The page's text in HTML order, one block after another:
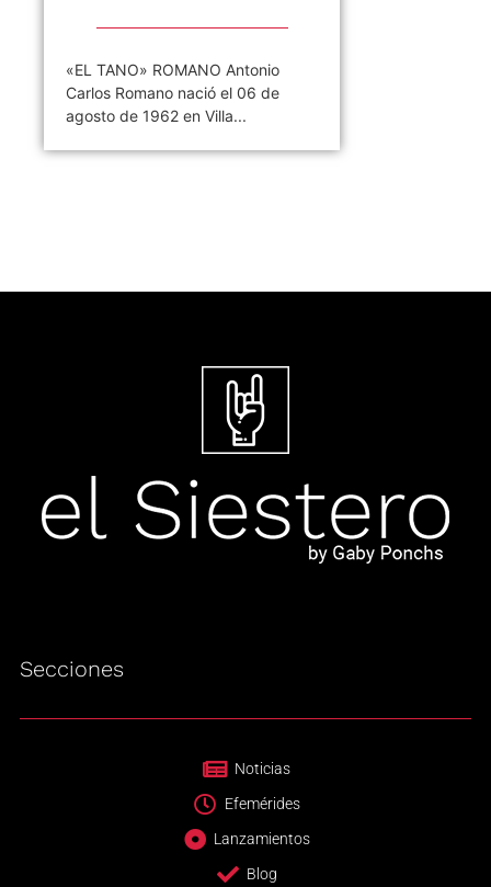
«EL TANO» ROMANO Antonio
Carlos Romano nació el 06 de
agosto de 1962 en Villa...
Secciones
Noticias
Efemérides
Lanzamientos
Blog